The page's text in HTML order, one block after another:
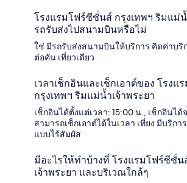
โรงแรมโฟร์ซีซั่นส์ กรุงเทพฯ ริมแม่
รถรับส่งไปสนามบินหรือไม่
ใช่ มีรถรับส่งสนามบินให้บริการ คิดค่าบริ
ต่อคัน เที่ยวเดียว
เวลาเช็กอินและเช็กเอาต์ของ โรง
กรุงเทพฯ ริมแม่น้ำเจ้าพระยา
เช็กอินได้ตั้งแต่เวลา: 15:00 น., เช็กอินได้
สามารถเช็กเอาต์ได้ในเวลา เที่ยง มีบริกา
แบบไร้สัมผัส
มีอะไรให้ทำบ้างที่ โรงแรมโฟร์ซีซั่น
เจ้าพระยา และบริเวณใกล้ๆ